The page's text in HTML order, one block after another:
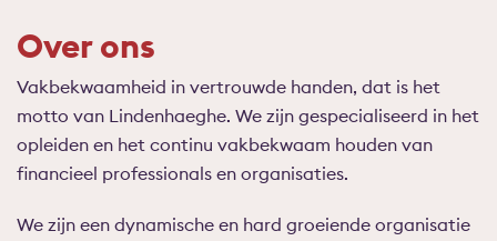
Over ons
Vakbekwaamheid in vertrouwde handen, dat is het
motto van Lindenhaeghe. We zijn gespecialiseerd in het
opleiden en het continu vakbekwaam houden van
financieel professionals en organisaties.
We zijn een dynamische en hard groeiende organisatie